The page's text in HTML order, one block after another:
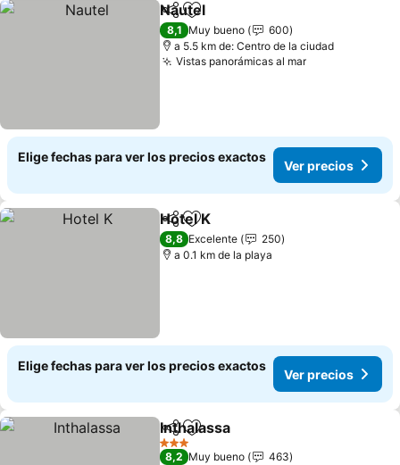
CompartirAgregar a favoritos
Nautel
8,1 Muy bueno
600
a 5.5 km de: Centro de la ciudad
Vistas panorámicas al mar
Elige fechas para ver los precios exactos
Ver precios
CompartirAgregar a favoritos
Hotel K
8,8 Excelente
250
a 0.1 km de la playa
Elige fechas para ver los precios exactos
Ver precios
CompartirAgregar a favoritos
Inthalassa
3 Estrellas
8,2 Muy bueno
463